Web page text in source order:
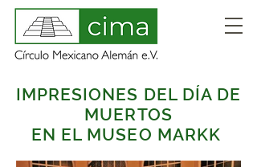
IMPRESIONES DEL DÍA DE
MUERTOS
EN EL MUSEO MARKK